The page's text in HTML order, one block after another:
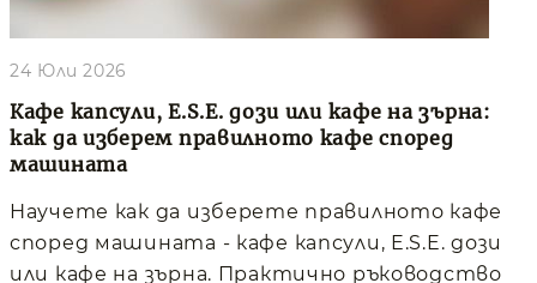
Кафе капсули, E.S.E. дози или кафе на зърна:
как да изберем правилното кафе според
машината
24 Юли 2026
Научете как да изберете правилното кафе
според машината - кафе капсули, E.S.E. дози
или кафе на зърна. Практично ръководство